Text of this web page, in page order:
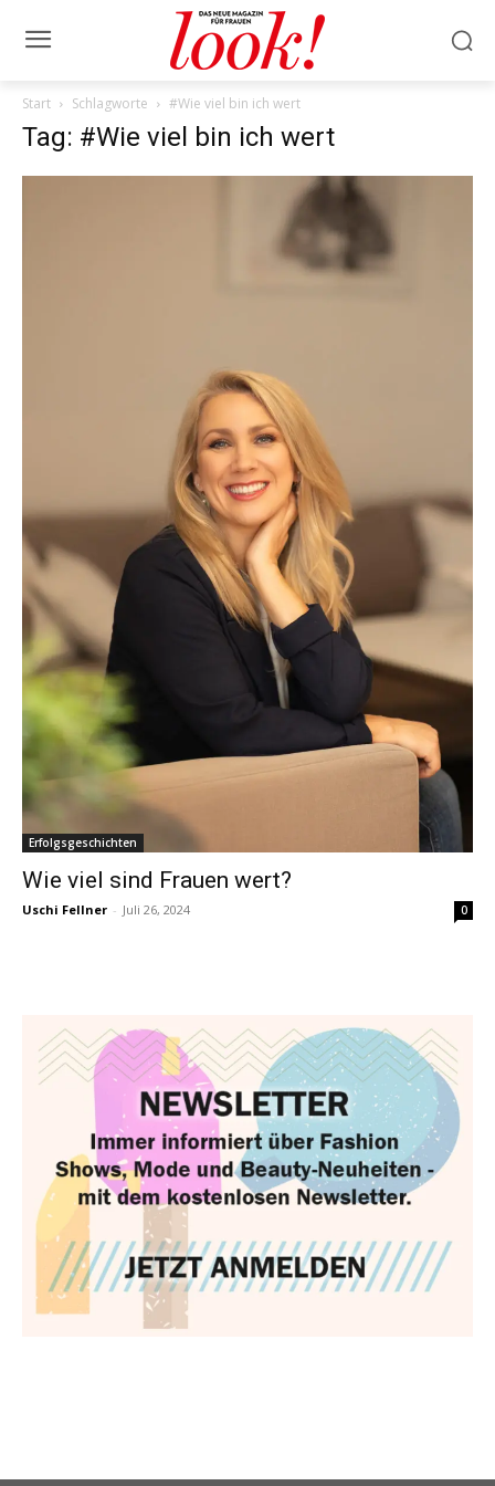
Start Schlagworte #Wie viel bin ich wert
Tag: #Wie viel bin ich wert
Erfolgsgeschichten
Wie viel sind Frauen wert?
Uschi Fellner - Juli 26, 2024 0